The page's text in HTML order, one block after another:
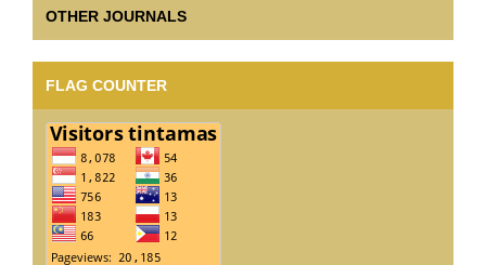
OTHER JOURNALS
FLAG COUNTER